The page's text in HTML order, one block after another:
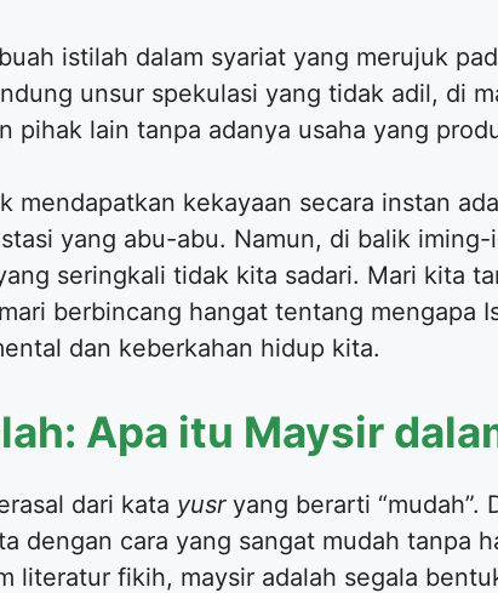
istilah dalam syariat yang merujuk
unsur spekulasi yang tidak adil, di
pihak lain tanpa adanya usaha yang
mendapatkan kekayaan secara instan
yang abu-abu. Namun, di balik
seringkali tidak kita sadari. Mari kita
berbincang hangat tentang mengapa
dan keberkahan hidup kita.
Apa itu Maysir
dari kata yusryang berarti “mudah”.
dengan cara yang sangat mudah tanpa
literatur fikih, maysir adalah segala